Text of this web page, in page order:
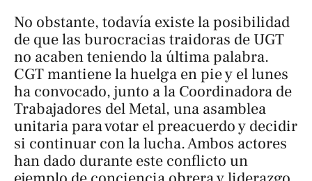
No obstante, todavía existe la posibilidad
de que las burocracias traidoras de UGT
no acaben teniendo la última palabra.
CGT mantiene la huelga en pie y el lunes
ha convocado, junto a la Coordinadora de
Trabajadores del Metal, una asamblea
unitaria para votar el preacuerdo y decidir
si continuar con la lucha. Ambos actores
han dado durante este conflicto un